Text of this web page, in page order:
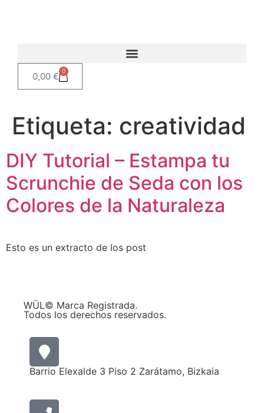
0,00 € 0
Etiqueta: creatividad
DIY Tutorial – Estampa tu
Scrunchie de Seda con los
Colores de la Naturaleza
Esto es un extracto de los post
WÜL© Marca Registrada.
Todos los derechos reservados.
Barrio Elexalde 3 Piso 2 Zarátamo, Bizkaia